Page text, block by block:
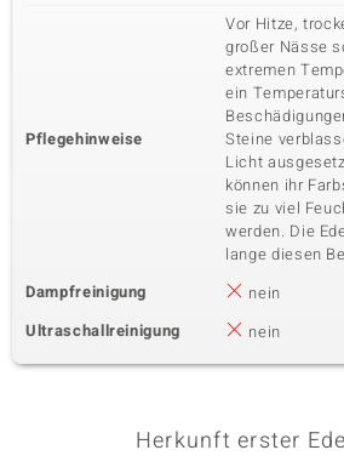
Pflegehinweise
Vor Hitze,
großer Nässe
extremen
ein
Steine
Licht
können ihr
sie zu viel
werden. Die
lange diesen
Dampfreinigung
nein
Ultraschallreinigung
nein
Herkunft erster